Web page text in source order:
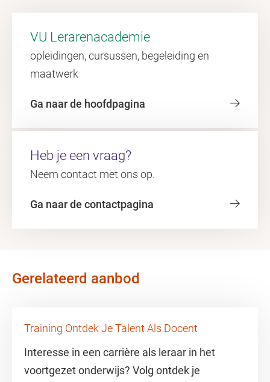
VU Lerarenacademie
opleidingen, cursussen, begeleiding en
maatwerk
Ga naar de hoofdpagina
Heb je een vraag?
Neem contact met ons op.
Ga naar de contactpagina
Gerelateerd aanbod
Training Ontdek Je Talent Als Docent
Interesse in een carrière als leraar in het
voortgezet onderwijs? Volg ontdek je